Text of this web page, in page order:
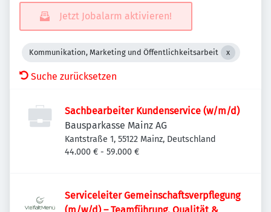
Jetzt Jobalarm aktivieren!
Kommunikation, Marketing und Öffentlichkeitsarbeit
Suche zurücksetzen
Sachbearbeiter Kundenservice (w/m/d)
Bausparkasse Mainz AG
Kantstraße 1, 55122 Mainz, Deutschland
44.000 € - 59.000 €
Serviceleiter Gemeinschaftsverpflegung